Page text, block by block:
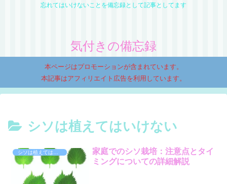
忘れてはいけないことを備忘録として記事としてます
気付きの備忘録
本ページはプロモーションが含まれています。
本記事はアフィリエイト広告を利用しています。
シソは植えてはいけない
家庭でのシソ栽培：注意点とタイ
ミングについての詳細解説